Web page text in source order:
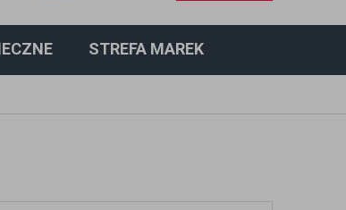
STREFA MAREK